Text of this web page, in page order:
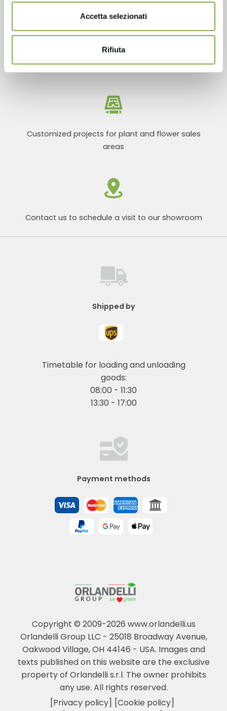
Accetta selezionati
Rifiuta
Products ready for delivery
Customized projects for plant and flower sales
areas
Contact us to schedule a visit to our showroom
Copyright © 2009-2026 www.orlandelli.us
Orlandelli Group LLC - 25018 Broadway Avenue,
Oakwood Village, OH 44146 - USA. Images and
texts published on this website are the exclusive
property of Orlandelli s.r.l. The owner prohibits
any use. All rights reserved.
[Privacy policy] [Cookie policy]
Shipped by
Timetable for loading and unloading
goods:
08:00 - 11:30
13:30 - 17:00
Payment methods